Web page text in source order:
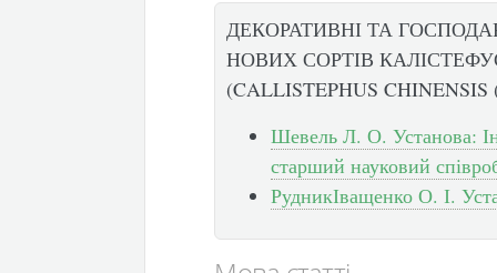
ДЕКОРАТИВНІ ТА
НОВИХ СОРТІВ
(CALLISTEPHUS CHINENSIS
Шевель Л. О. Установа:
старший науковий
РудникІващенко О. І.